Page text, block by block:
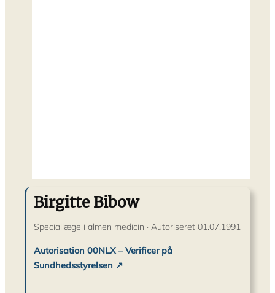
Birgitte Bibow
Speciallæge i almen medicin · Autoriseret 01.07.1991
Autorisation 00NLX – Verificer på
Sundhedsstyrelsen ↗